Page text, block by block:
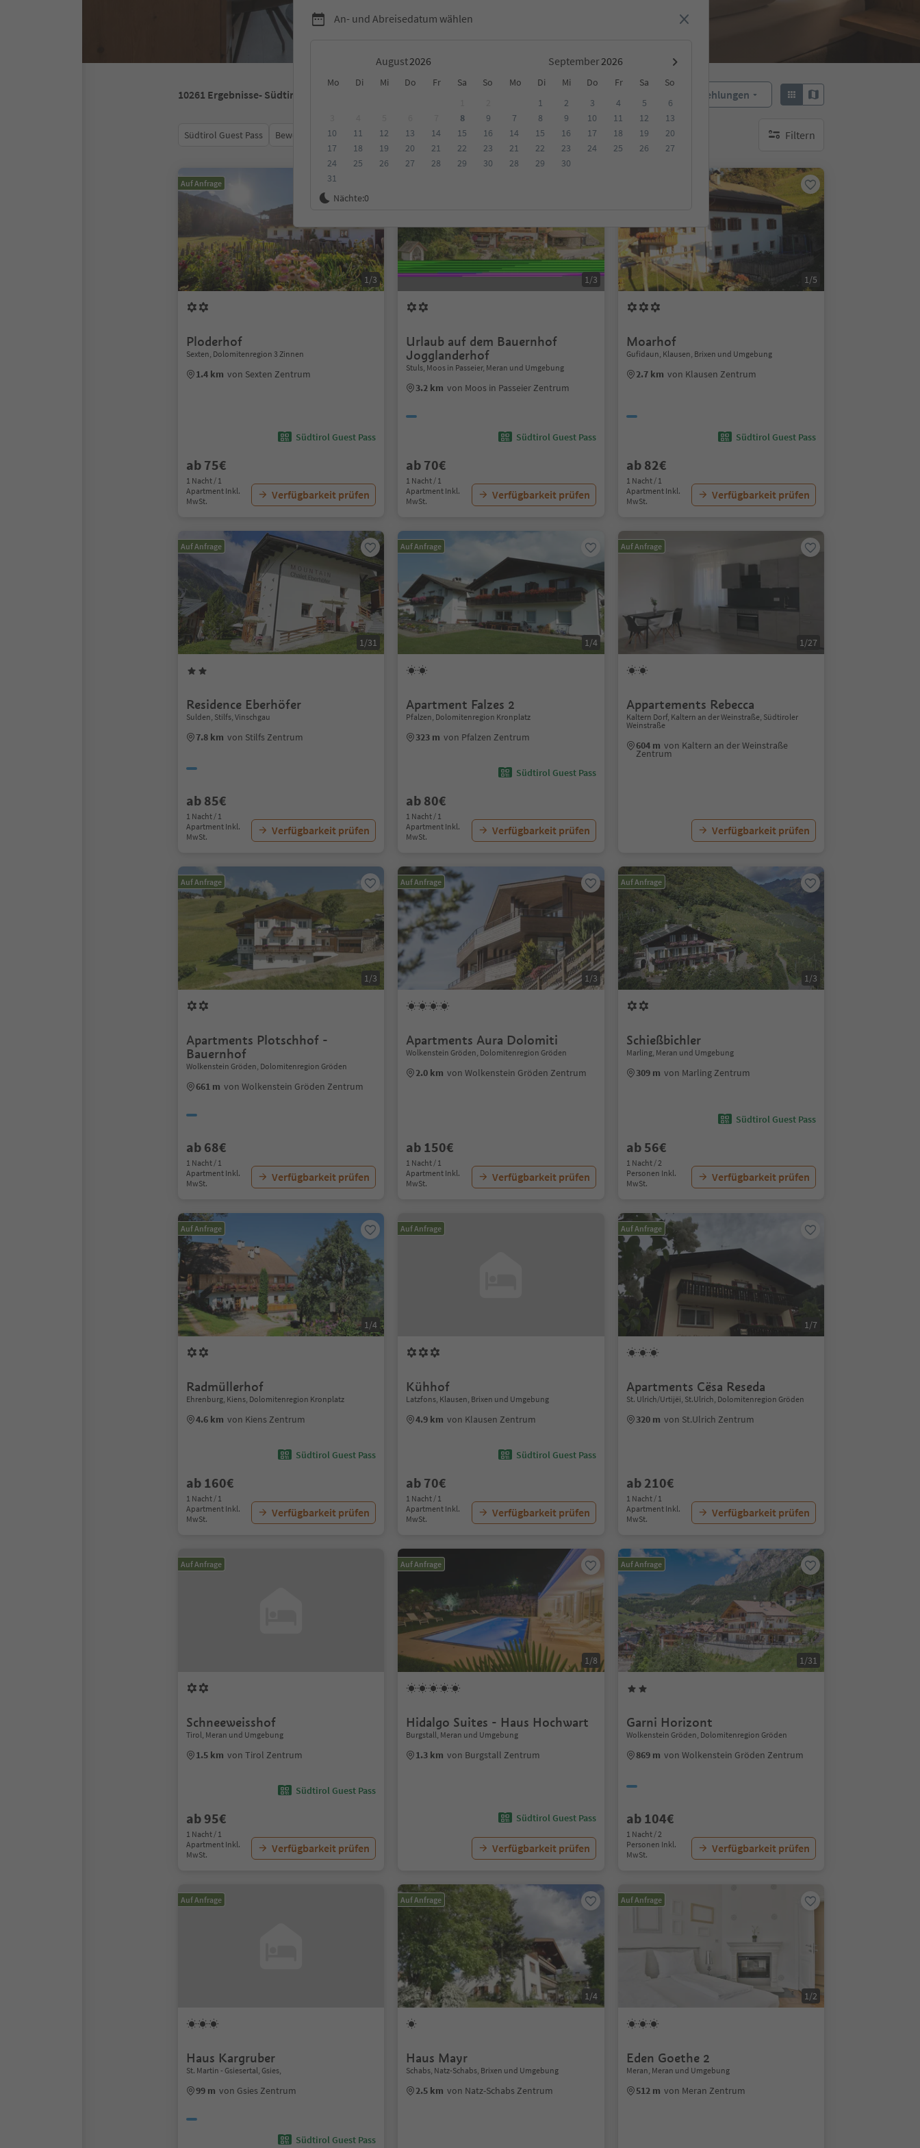
An- und Abreisedatum wählen
August September
Mo Di Mi Do Fr Sa So Mo Di Mi Do Fr Sa
So
8
9
10
11 12 13 14 15
16
17
18 19 20 21 22
23
24
25 26 27 28 29
30
31
1 2 3 4 5
6
7
8 9 10 11 12
13
14
15 16 17 18 19
20
21
22 23 24 25 26
27
28
29 30
Nächte:0
10261 Ergebnisse- Südtirol Empfehlungen
Südtirol Guest Pass Bewertungen Kategorie Verpflegungsart Nachhaltige Unterkunft Filtern
keine aktiven Filte
Auf Anfrage
1/3
Ploderhof
Sexten, Dolomitenregion 3 Zinnen
1.4 km von Sexten Zentrum
Südtirol Guest Pass
ab 75€
1 Nacht / 1
Apartment Inkl.
MwSt.
Verfügbarkeit prüfen
1/3
Urlaub auf dem Bauernhof
Jogglanderhof
Stuls, Moos in Passeier, Meran und Umgebung
3.2 km von Moos in Passeier Zentrum
Südtirol Guest Pass
ab 70€
1 Nacht / 1
Apartment Inkl.
MwSt.
Verfügbarkeit prüfen
1/5
Moarhof
Gufidaun, Klausen, Brixen und Umgebung
2.7 km von Klausen Zentrum
Südtirol Guest Pass
ab 82€
1 Nacht / 1
Apartment Inkl.
MwSt.
Verfügbarkeit prüfen
Auf Anfrage
1/31
Residence Eberhöfer
Sulden, Stilfs, Vinschgau
7.8 km von Stilfs Zentrum
ab 85€
1 Nacht / 1
Apartment Inkl.
MwSt.
Verfügbarkeit prüfen
Auf Anfrage
1/4
Apartment Falzes 2
Pfalzen, Dolomitenregion Kronplatz
323 m von Pfalzen Zentrum
Südtirol Guest Pass
ab 80€
1 Nacht / 1
Apartment Inkl.
MwSt.
Verfügbarkeit prüfen
Auf Anfrage
1/27
Appartements Rebecca
Kaltern Dorf, Kaltern an der Weinstraße, Südtiroler
Weinstraße
604 m von Kaltern an der Weinstraße
Zentrum
Verfügbarkeit prüfen
Auf Anfrage
1/3
Apartments Plotschhof -
Bauernhof
Wolkenstein Gröden, Dolomitenregion Gröden
661 m von Wolkenstein Gröden Zentrum
ab 68€
1 Nacht / 1
Apartment Inkl.
MwSt.
Verfügbarkeit prüfen
Auf Anfrage
1/3
Apartments Aura Dolomiti
Wolkenstein Gröden, Dolomitenregion Gröden
2.0 km von Wolkenstein Gröden Zentrum
ab 150€
1 Nacht / 1
Apartment Inkl.
MwSt.
Verfügbarkeit prüfen
Auf Anfrage
1/3
Schießbichler
Marling, Meran und Umgebung
309 m von Marling Zentrum
Südtirol Guest Pass
ab 56€
1 Nacht / 2
Personen Inkl.
MwSt.
Verfügbarkeit prüfen
Auf Anfrage
1/4
Radmüllerhof
Ehrenburg, Kiens, Dolomitenregion Kronplatz
4.6 km von Kiens Zentrum
Südtirol Guest Pass
ab 160€
1 Nacht / 1
Apartment Inkl.
MwSt.
Verfügbarkeit prüfen
Auf Anfrage
Kühhof
Latzfons, Klausen, Brixen und Umgebung
4.9 km von Klausen Zentrum
Südtirol Guest Pass
ab 70€
1 Nacht / 1
Apartment Inkl.
MwSt.
Verfügbarkeit prüfen
Auf Anfrage
1/7
Apartments Cësa Reseda
St. Ulrich/Urtijëi, St.Ulrich, Dolomitenregion Gröden
320 m von St.Ulrich Zentrum
ab 210€
1 Nacht / 1
Apartment Inkl.
MwSt.
Verfügbarkeit prüfen
Auf Anfrage
Schneeweisshof
Tirol, Meran und Umgebung
1.5 km von Tirol Zentrum
Südtirol Guest Pass
ab 95€
1 Nacht / 1
Apartment Inkl.
MwSt.
Verfügbarkeit prüfen
Auf Anfrage
1/8
Hidalgo Suites - Haus Hochwart
Burgstall, Meran und Umgebung
1.3 km von Burgstall Zentrum
Südtirol Guest Pass
Verfügbarkeit prüfen
Auf Anfrage
1/31
Garni Horizont
Wolkenstein Gröden, Dolomitenregion Gröden
869 m von Wolkenstein Gröden Zentrum
ab 104€
1 Nacht / 2
Personen Inkl.
MwSt.
Verfügbarkeit prüfen
Auf Anfrage
Haus Kargruber
St. Martin - Gsiesertal, Gsies,
99 m von Gsies Zentrum
Südtirol Guest Pass
Auf Anfrage
1/4
Haus Mayr
Schabs, Natz-Schabs, Brixen und Umgebung
2.5 km von Natz-Schabs Zentrum
Auf Anfrage
1/2
Eden Goethe 2
Meran, Meran und Umgebung
512 m von Meran Zentrum